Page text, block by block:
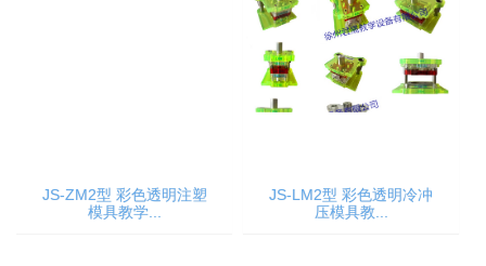
JS-ZM2型 彩色透明注塑
模具教学...
JS-LM2型 彩色透明冷冲
压模具教...